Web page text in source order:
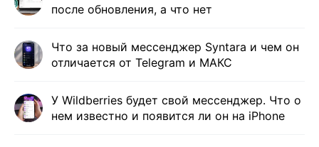
после обновления, а что нет
Что за новый мессенджер Syntara и чем он
отличается от Telegram и МАКС
У Wildberries будет свой мессенджер. Что о
нем известно и появится ли он на iPhone